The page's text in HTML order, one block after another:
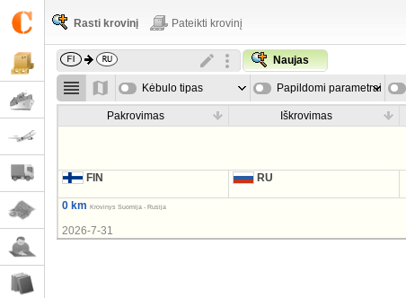
Rasti krovinį Pateikti krovinį
Naujas
Kėbulo tipas Papildomi parametrai
Pakrovimas Iškrovimas
FIN
RU
0 km Krovinys Suomija - Rusija
2026-7-31